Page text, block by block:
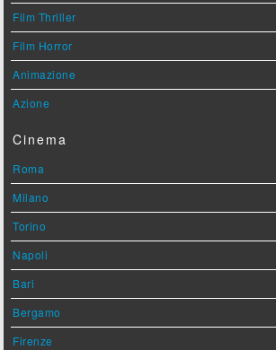
Film Thriller
Film Horror
Animazione
Azione
Cinema
Roma
Milano
Torino
Napoli
Bari
Bergamo
Firenze